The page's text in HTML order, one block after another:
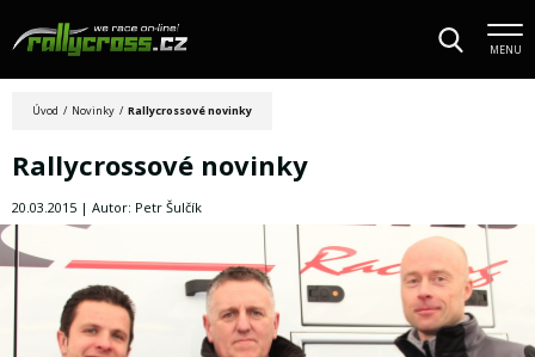
MENU
Úvod / Novinky / Rallycrossové novinky
Rallycrossové novinky
20.03.2015 | Autor: Petr Šulčík